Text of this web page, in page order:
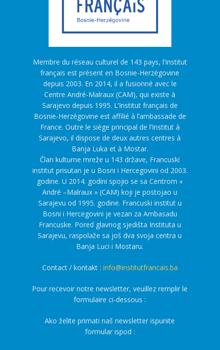
Membre du réseau culturel de 143 pays, l’Institut
français est présent en Bosnie-Herzégovine
depuis 2003. En 2014, il a fusionné avec le
Centre André-Malraux (CAM), qui existe à
Sarajevo depuis 1995. L’Institut français de
Bosnie-Herzégovine est affilié à l’ambassade de
France. Outre le siège principal de l’Institut à
Sarajevo, il dispose de deux autres centres à
Banja Luka et à Mostar.
Član kulturne mreže u 143 države, Francuski
institut prisutan je u Bosni i Hercegovini od 2003.
godine. U 2014. godini spojio se sa Centrom «
André –Malraux » (CAM) koji je postojao u
Sarajevu od 1995. godine. Francuski institut u
Bosni i Hercegovini je vezan za Ambasadu
Francuske. Pored glavnog sjedišta Instituta u
Sarajevu, raspolaže sa još dva svoja centra u
Banja Luci i Mostaru.
Contact / kontakt : info@institutfrancais.ba
Pour recevoir notre newsletter, veuillez remplir le
formulaire ci-dessous :
Ako želite primati naš newsletter ispunite
formular ispod :